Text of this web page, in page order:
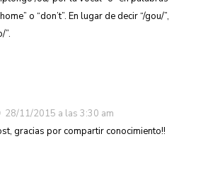
o “don’t”. En lugar de decir “/gou/”,
”.
28/11/2015 a las 3:30 am
gracias por compartir conocimiento!!